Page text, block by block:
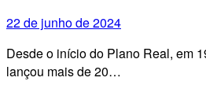
22 de junho de 2024
Desde o início do Plano Real, em
lançou mais de 20…